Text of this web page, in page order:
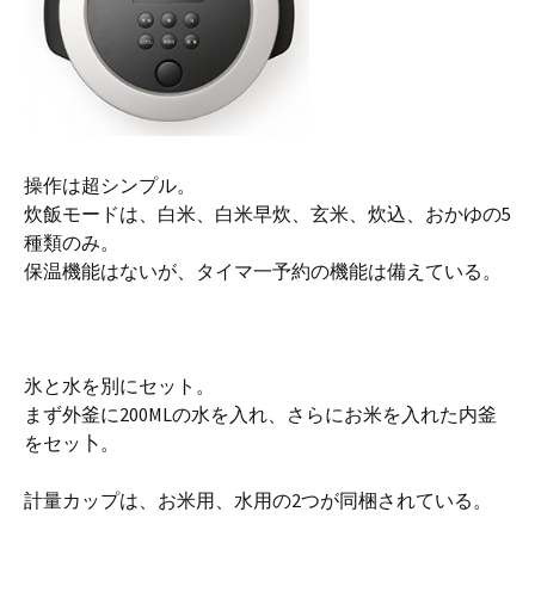
操作は超シンプル。
炊飯モードは、白米、白米早炊、玄米、炊込、おかゆの5
種類のみ。
保温機能はないが、タイマ一予約の機能は備えている。
氷と水を別にセット。
まず外釜に200MLの水を入れ、さらにお米を入れた内釜
をセッ卜。
計量カップは、お米用、水用の2つが同梱されている。